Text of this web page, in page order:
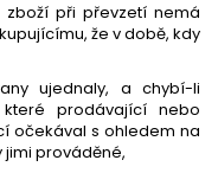
při převzetí nemá
že v době, kdy
ujednaly, a chybí-li
prodávající nebo
očekával s ohledem na
prováděné,